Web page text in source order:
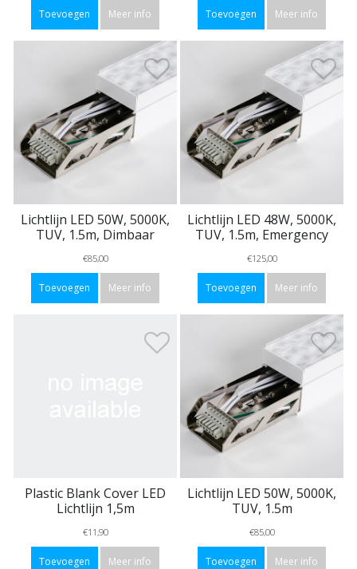
Toevoegen Meer info Toevoegen Meer info
Lichtlijn LED 50W, 5000K,
TUV, 1.5m, Dimbaar
€85,00
Toevoegen Meer info
Lichtlijn LED 48W, 5000K,
TUV, 1.5m, Emergency
€125,00
Toevoegen Meer info
Plastic Blank Cover LED
Lichtlijn 1,5m
€11,90
Toevoegen Meer info
Lichtlijn LED 50W, 5000K,
TUV, 1.5m
€85,00
Toevoegen Meer info